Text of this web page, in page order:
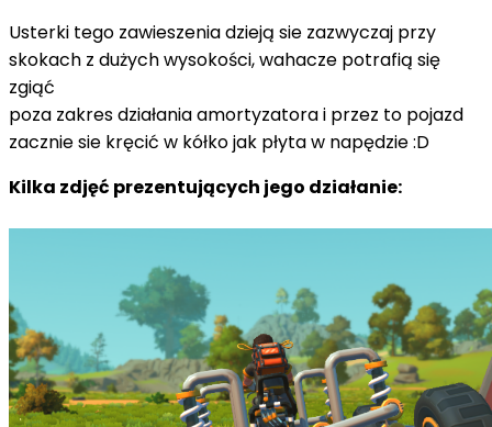
Usterki tego zawieszenia dzieją sie zazwyczaj przy
skokach z dużych wysokości, wahacze potrafią się
zgiąć
poza zakres działania amortyzatora i przez to pojazd
zacznie sie kręcić w kółko jak płyta w napędzie :D
Kilka zdjęć prezentujących jego działanie: